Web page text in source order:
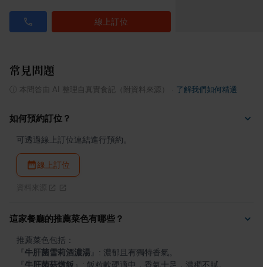
線上訂位
常見問題
本問答由 AI 整理自真實食記（附資料來源） 了解我們如何精選
如何預約訂位？
可透過線上訂位連結進行預約。
線上訂位
這家餐廳的推薦菜色有哪些？
牛肝菌雪莉酒濃湯
牛肝菌菇燉飯